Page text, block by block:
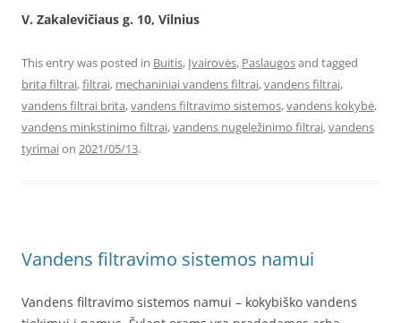
V. Zakalevičiaus g. 10, Vilnius
This entry was posted in Buitis, Įvairovės, Paslaugosand tagged
brita filtrai,filtrai, mechaniniai vandens filtrai,vandens filtrai,
vandens filtrai brita,vandens filtravimo sistemos,vandens kokybė,
vandens minkstinimo filtrai,vandens nugeležinimo filtrai,vandens
tyrimaion 2021/05/13.
Vandens filtravimo sistemos namui
Vandens filtravimo sistemos namui – kokybiško vandens